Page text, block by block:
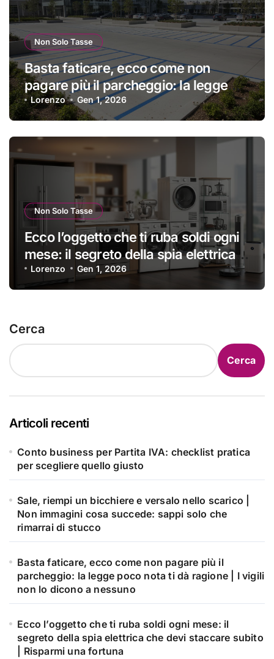
Non Solo Tasse
Basta faticare, ecco come non
pagare più il parcheggio: la legge
poco nota ti dà ragione | I vigili non lo
dicono a nessuno
Lorenzo Gen 1, 2026
Non Solo Tasse
Ecco l’oggetto che ti ruba soldi ogni
mese: il segreto della spia elettrica
che devi staccare subito | Risparmi
una fortuna
Lorenzo Gen 1, 2026
Cerca
Cerca
Articoli recenti
Conto business per Partita IVA: checklist pratica
per scegliere quello giusto
Sale, riempi un bicchiere e versalo nello scarico |
Non immagini cosa succede: sappi solo che
rimarrai di stucco
Basta faticare, ecco come non pagare più il
parcheggio: la legge poco nota ti dà ragione | I vigili
non lo dicono a nessuno
Ecco l’oggetto che ti ruba soldi ogni mese: il
segreto della spia elettrica che devi staccare subito
| Risparmi una fortuna